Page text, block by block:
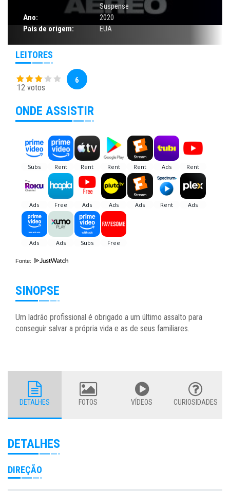
Suspense
Ano:
2020
País de origem:
EUA
LEITORES
12 votos
6
ONDE ASSISTIR
Fonte:
SINOPSE
Um ladrão profissional é obrigado a um último assalto para
conseguir salvar a própria vida e as de seus familiares.
DETALHES FOTOS VÍDEOS CURIOSIDADES
DETALHES
DIREÇÃO